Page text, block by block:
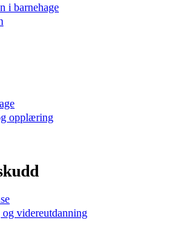
i barnehage
opplæring
videreutdanning